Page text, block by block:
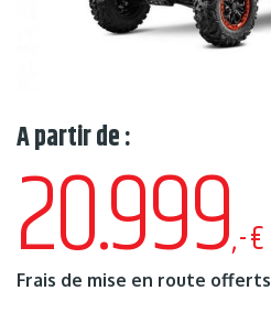
A partir de :
20.999,-€
Frais de mise en route offerts